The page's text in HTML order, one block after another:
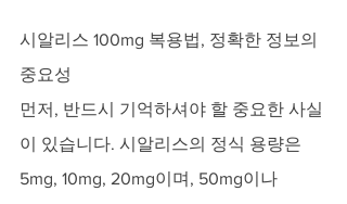
시알리스 100mg 복용법, 정확한 정보의
중요성
먼저, 반드시 기억하셔야 할 중요한 사실
이 있습니다. 시알리스의 정식 용량은
5mg, 10mg, 20mg이며, 50mg이나